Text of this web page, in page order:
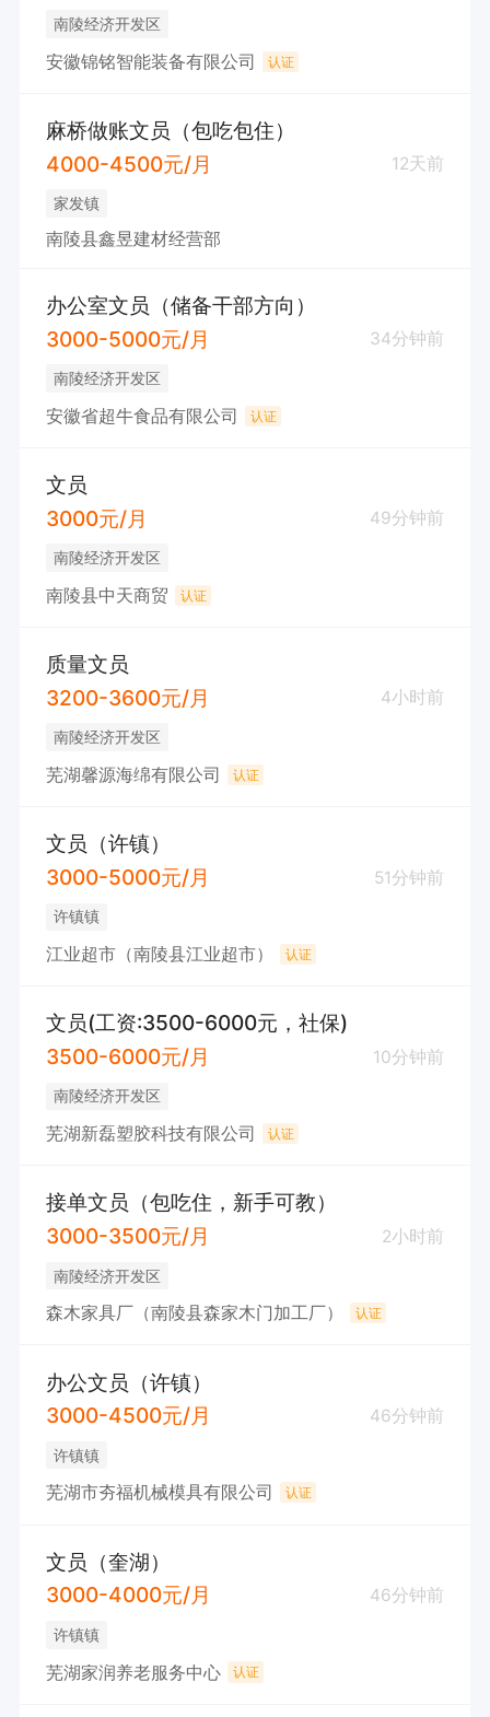
南陵经济开发区
安徽锦铭智能装备有限公司 认证
麻桥做账文员（包吃包住）
4000-4500元/月
12天前
家发镇
南陵县鑫昱建材经营部
办公室文员（储备干部方向）
3000-5000元/月
34分钟前
南陵经济开发区
安徽省超牛食品有限公司 认证
文员
3000元/月
49分钟前
南陵经济开发区
南陵县中天商贸 认证
质量文员
3200-3600元/月
4小时前
南陵经济开发区
芜湖馨源海绵有限公司 认证
文员（许镇）
3000-5000元/月
51分钟前
许镇镇
江业超市（南陵县江业超市） 认证
文员(工资:3500-6000元，社保)
3500-6000元/月
10分钟前
南陵经济开发区
芜湖新磊塑胶科技有限公司 认证
接单文员（包吃住，新手可教）
3000-3500元/月
2小时前
南陵经济开发区
森木家具厂（南陵县森家木门加工厂） 认证
办公文员（许镇）
3000-4500元/月
46分钟前
许镇镇
芜湖市夯福机械模具有限公司 认证
文员（奎湖）
3000-4000元/月
46分钟前
许镇镇
芜湖家润养老服务中心 认证